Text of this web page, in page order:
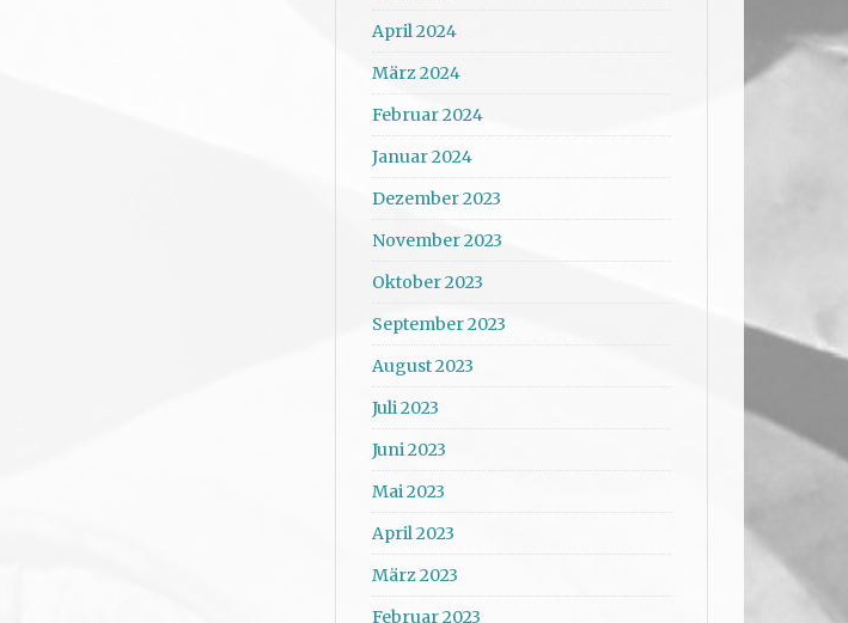
April 2024
März 2024
Februar 2024
Januar 2024
Dezember 2023
November 2023
Oktober 2023
September 2023
August 2023
Juli 2023
Juni 2023
Mai 2023
April 2023
März 2023
Februar 2023